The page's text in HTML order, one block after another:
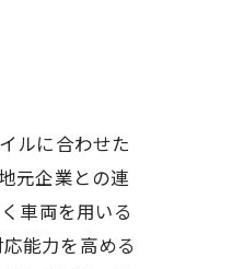
ルに合わせた
元企業との連
車両を用いる
能力を高める